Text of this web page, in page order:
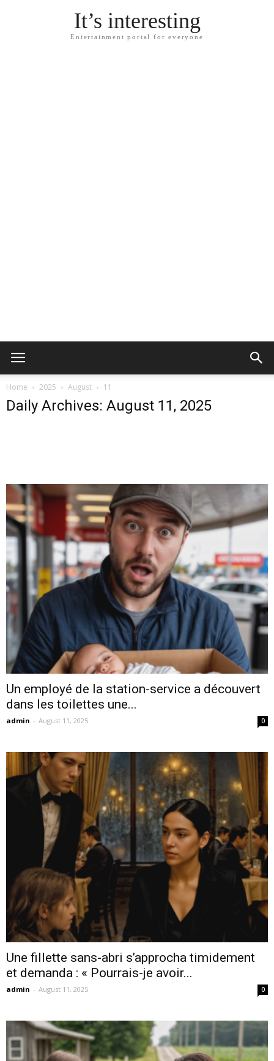
It’s interesting
Entertainment portal for everyone
Home 2025 August 11
Daily Archives: August 11, 2025
Un employé de la station-service a découvert
dans les toilettes une...
admin - August 11, 2025 0
Une fillette sans-abri s’approcha timidement
et demanda : « Pourrais-je avoir...
admin - August 11, 2025 0